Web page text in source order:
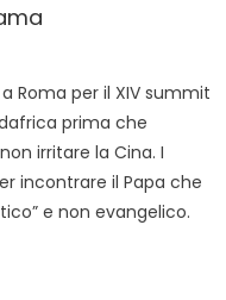
Roma per il XIV summit
prima che
irritare la Cina. I
incontrare il Papa che
e non evangelico.